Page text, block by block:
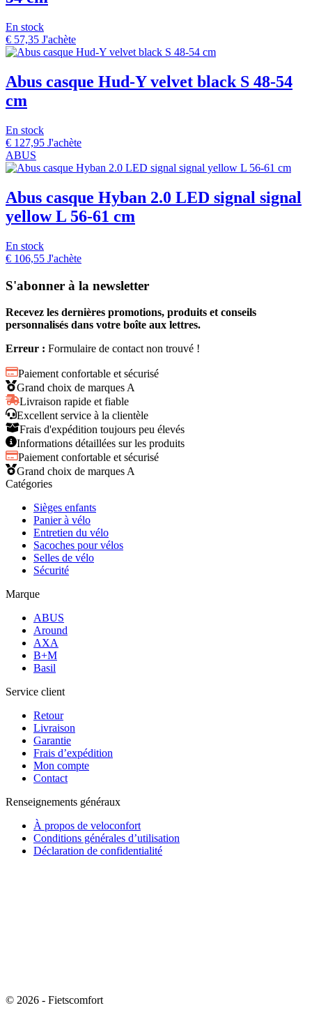
En stock
€ 57,35 J'achète
Abus casque Hud-Y velvet black S 48-54
cm
En stock
€ 127,95 J'achète
ABUS
Abus casque Hyban 2.0 LED signal signal
yellow L 56-61 cm
En stock
€ 106,55 J'achète
S'abonner à la newsletter
Recevez les dernières promotions, produits et conseils
personnalisés dans votre boîte aux lettres.
Erreur : Formulaire de contact non trouvé !
Paiement confortable et sécurisé
Grand choix de marques A
Livraison rapide et fiable
Excellent service à la clientèle
Frais d'expédition toujours peu élevés
Informations détaillées sur les produits
Paiement confortable et sécurisé
Grand choix de marques A
Catégories
Sièges enfants
Panier à vélo
Entretien du vélo
Sacoches pour vélos
Selles de vélo
Sécurité
Marque
ABUS
Around
AXA
B+M
Basil
Service client
Retour
Livraison
Garantie
Frais d’expédition
Mon compte
Contact
Renseignements généraux
À propos de veloconfort
Conditions générales d’utilisation
Déclaration de confidentialité
© 2026 - Fietscomfort